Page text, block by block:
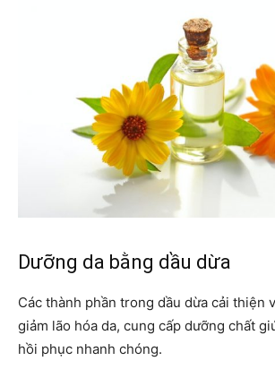
Dưỡng da bằng dầu dừa
Các thành phần trong dầu dừa cải thiện
giảm lão hóa da, cung cấp dưỡng chất
hồi phục nhanh chóng.